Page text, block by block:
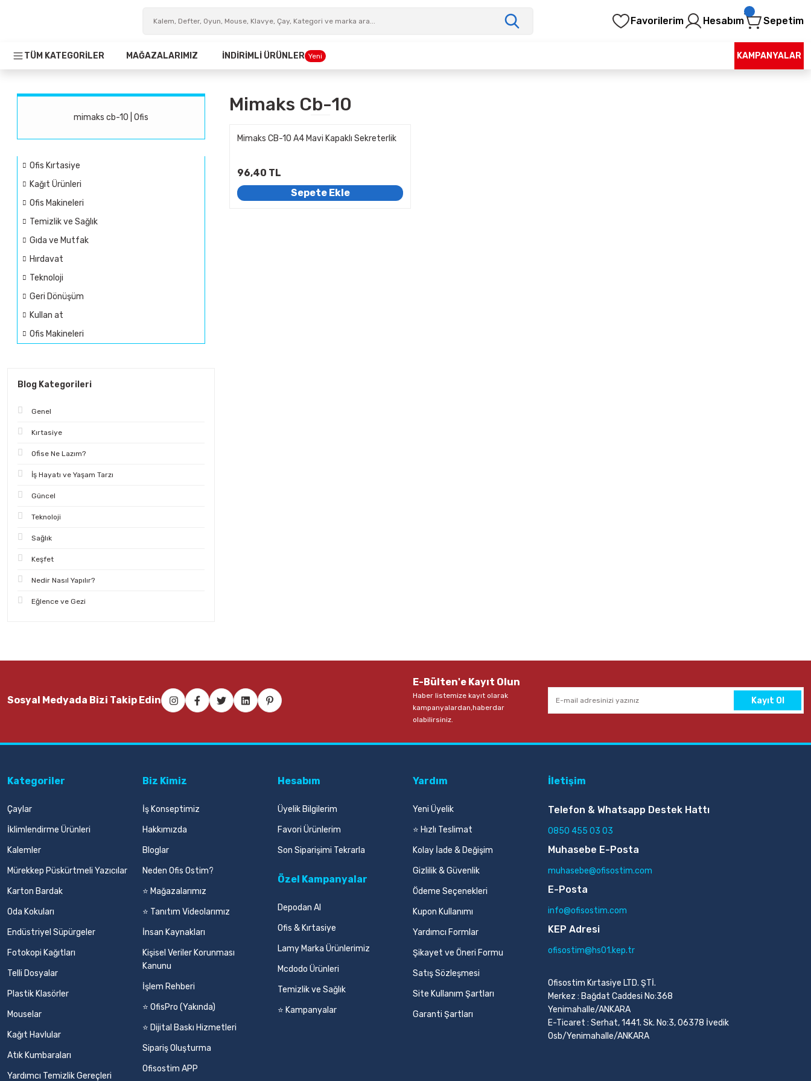
Favorilerim Hesabım Sepetim
TÜM KATEGORİLER MAĞAZALARIMIZ İNDİRİMLİ ÜRÜNLER Yeni KAMPANYALAR
mimaks cb-10 | Ofis
Ofis Kırtasiye
Kağıt Ürünleri
Ofis Makineleri
Temizlik ve Sağlık
Gıda ve Mutfak
Hırdavat
Teknoloji
Geri Dönüşüm
Kullan at
Ofis Makineleri
Blog Kategorileri
Genel
Kırtasiye
Ofise Ne Lazım?
İş Hayatı ve Yaşam Tarzı
Güncel
Teknoloji
Sağlık
Keşfet
Nedir Nasıl Yapılır?
Eğlence ve Gezi
Mimaks Cb-10
Mimaks CB-10 A4 Mavi Kapaklı Sekreterlik
96,40 TL
Sepete Ekle
Sosyal Medyada Bizi Takip Edin
E-Bülten'e Kayıt Olun
Haber listemize kayıt olarak
kampanyalardan,haberdar
olabilirsiniz.
Kayıt Ol
Kategoriler
Çaylar
İklimlendirme Ürünleri
Kalemler
Mürekkep Püskürtmeli Yazıcılar
Karton Bardak
Oda Kokuları
Endüstriyel Süpürgeler
Fotokopi Kağıtları
Telli Dosyalar
Plastik Klasörler
Mouselar
Kağıt Havlular
Atık Kumbaraları
Yardımcı Temizlik Gereçleri
Biz Kimiz
İş Konseptimiz
Hakkımızda
Bloglar
Neden Ofis Ostim?
⭐ Mağazalarımız
⭐ Tanıtım Videolarımız
İnsan Kaynakları
Kişisel Veriler Korunması
Kanunu
İşlem Rehberi
⭐ OfisPro (Yakında)
⭐ Dijital Baskı Hizmetleri
Sipariş Oluşturma
Ofisostim APP
Hesabım
Üyelik Bilgilerim
Favori Ürünlerim
Son Siparişimi Tekrarla
Özel Kampanyalar
Depodan Al
Ofis & Kırtasiye
Lamy Marka Ürünlerimiz
Mcdodo Ürünleri
Temizlik ve Sağlık
⭐ Kampanyalar
Yardım
Yeni Üyelik
⭐ Hızlı Teslimat
Kolay İade & Değişim
Gizlilik & Güvenlik
Ödeme Seçenekleri
Kupon Kullanımı
Yardımcı Formlar
Şikayet ve Öneri Formu
Satış Sözleşmesi
Site Kullanım Şartları
Garanti Şartları
İletişim
Telefon & Whatsapp Destek Hattı
0850 455 03 03
Muhasebe E-Posta
muhasebe@ofisostim.com
E-Posta
info@ofisostim.com
KEP Adresi
ofisostim@hs01.kep.tr
Ofisostim Kırtasiye LTD. ŞTİ.
Merkez : Bağdat Caddesi No:368
Yenimahalle/ANKARA
E-Ticaret : Serhat, 1441. Sk. No:3, 06378 İvedik
Osb/Yenimahalle/ANKARA